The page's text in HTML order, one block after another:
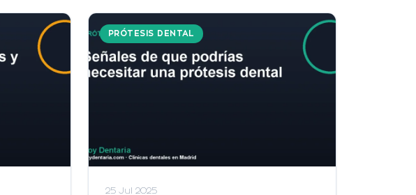
PRÓTESIS DENTAL
25 Jul 2025